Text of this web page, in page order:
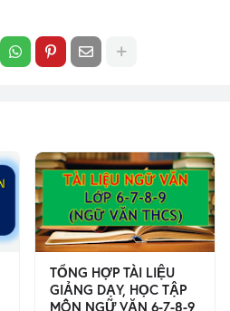
TỔNG HỢP TÀI LIỆU
GIẢNG DẠY, HỌC TẬP
MÔN NGỮ VĂN 6-7-8-9